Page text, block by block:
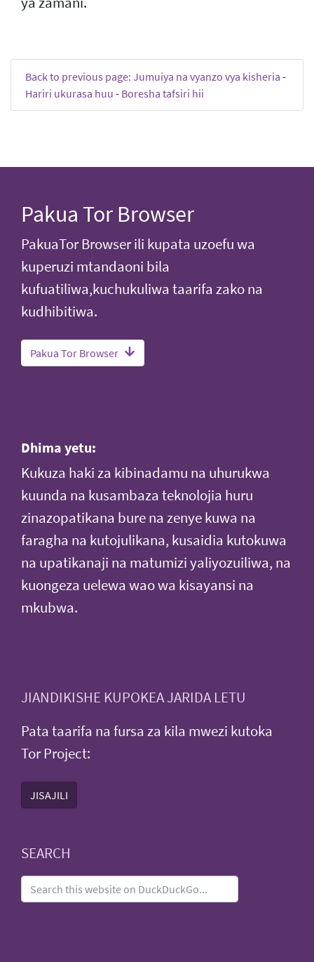
Back to previous page: Jumuiya na vyanzo vya kisheria -
Hariri ukurasa huu - Boresha tafsiri hii
Pakua Tor Browser
PakuaTor Browser ili kupata uzoefu wa
kuperuzi mtandaoni bila
kufuatiliwa,kuchukuliwa taarifa zako na
kudhibitiwa.
Pakua Tor Browser
Dhima yetu:
Kukuza haki za kibinadamu na uhurukwa
kuunda na kusambaza teknolojia huru
zinazopatikana bure na zenye kuwa na
faragha na kutojulikana, kusaidia kutokuwa
na upatikanaji na matumizi yaliyozuiliwa, na
kuongeza uelewa wao wa kisayansi na
mkubwa.
JIANDIKISHE KUPOKEA JARIDA LETU
Pata taarifa na fursa za kila mwezi kutoka
Tor Project:
JISAJILI
SEARCH